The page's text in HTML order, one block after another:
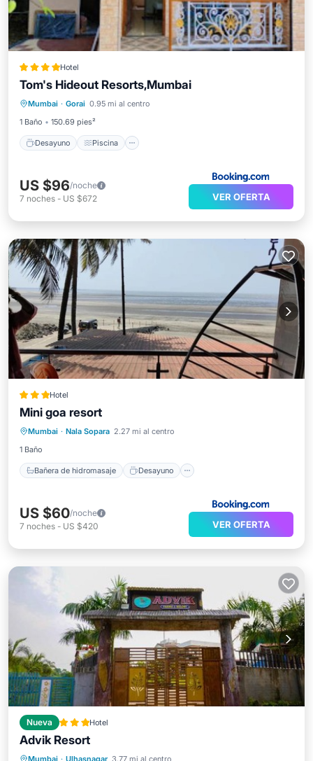
Hotel
Tom's Hideout Resorts,Mumbai
Mumbai · Gorai 0.95 mi al centro
1 Baño
150.69 pies²
Desayuno Piscina
Desayuno
Piscina
Aire acondicionado
US $96/noche
7 noches - US $672 VER OFERTA
Hotel
Mini goa resort
Mumbai · Nala Sopara 2.27 mi al centro
1 Baño
Bañera de hidromasaje Desayuno
Bañera de hidromasaje
Aparcamiento
Piscina
US $60/noche
7 noches - US $420 VER OFERTA
Nueva Hotel
Advik Resort
Mumbai · Ulhasnagar 3.77 mi al centro
Aparcamiento